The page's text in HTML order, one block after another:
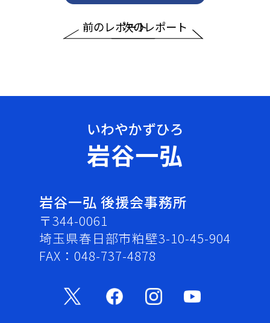
前のレポート次のレポート
岩谷一弘
岩谷一弘 後援会事務所
〒344-0061
埼玉県春日部市粕壁3-10-45-904
FAX：048-737-4878